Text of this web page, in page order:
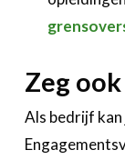
Zeg
Als bedrijf